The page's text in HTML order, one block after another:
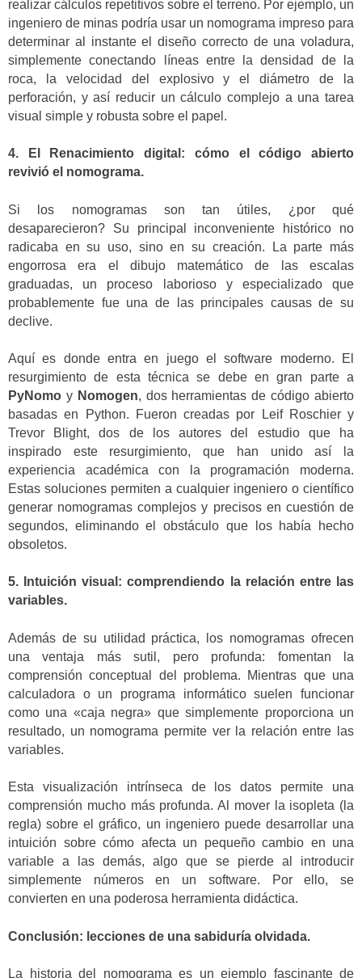
realizar cálculos repetitivos sobre el terreno. Por ejemplo, un
ingeniero de minas podría usar un nomograma impreso para
determinar al instante el diseño correcto de una voladura,
simplemente conectando líneas entre la densidad de la
roca, la velocidad del explosivo y el diámetro de la
perforación, y así reducir un cálculo complejo a una tarea
visual simple y robusta sobre el papel.
4. El Renacimiento digital: cómo el código abierto
revivió el nomograma.
Si los nomogramas son tan útiles, ¿por qué
desaparecieron? Su principal inconveniente histórico no
radicaba en su uso, sino en su creación. La parte más
engorrosa era el dibujo matemático de las escalas
graduadas, un proceso laborioso y especializado que
probablemente fue una de las principales causas de su
declive.
Aquí es donde entra en juego el software moderno. El
resurgimiento de esta técnica se debe en gran parte a
PyNomo y Nomogen, dos herramientas de código abierto
basadas en Python. Fueron creadas por Leif Roschier y
Trevor Blight, dos de los autores del estudio que ha
inspirado este resurgimiento, que han unido así la
experiencia académica con la programación moderna.
Estas soluciones permiten a cualquier ingeniero o científico
generar nomogramas complejos y precisos en cuestión de
segundos, eliminando el obstáculo que los había hecho
obsoletos.
5. Intuición visual: comprendiendo la relación entre las
variables.
Además de su utilidad práctica, los nomogramas ofrecen
una ventaja más sutil, pero profunda: fomentan la
comprensión conceptual del problema. Mientras que una
calculadora o un programa informático suelen funcionar
como una «caja negra» que simplemente proporciona un
resultado, un nomograma permite ver la relación entre las
variables.
Esta visualización intrínseca de los datos permite una
comprensión mucho más profunda. Al mover la isopleta (la
regla) sobre el gráfico, un ingeniero puede desarrollar una
intuición sobre cómo afecta un pequeño cambio en una
variable a las demás, algo que se pierde al introducir
simplemente números en un software. Por ello, se
convierten en una poderosa herramienta didáctica.
Conclusión: lecciones de una sabiduría olvidada.
La historia del nomograma es un ejemplo fascinante de